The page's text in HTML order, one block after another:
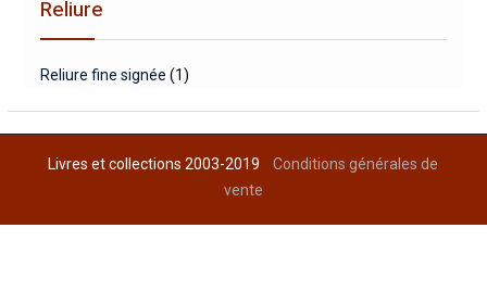
Reliure
Reliure fine signée (1)
Livres et collections 2003-2019Conditions générales de
vente